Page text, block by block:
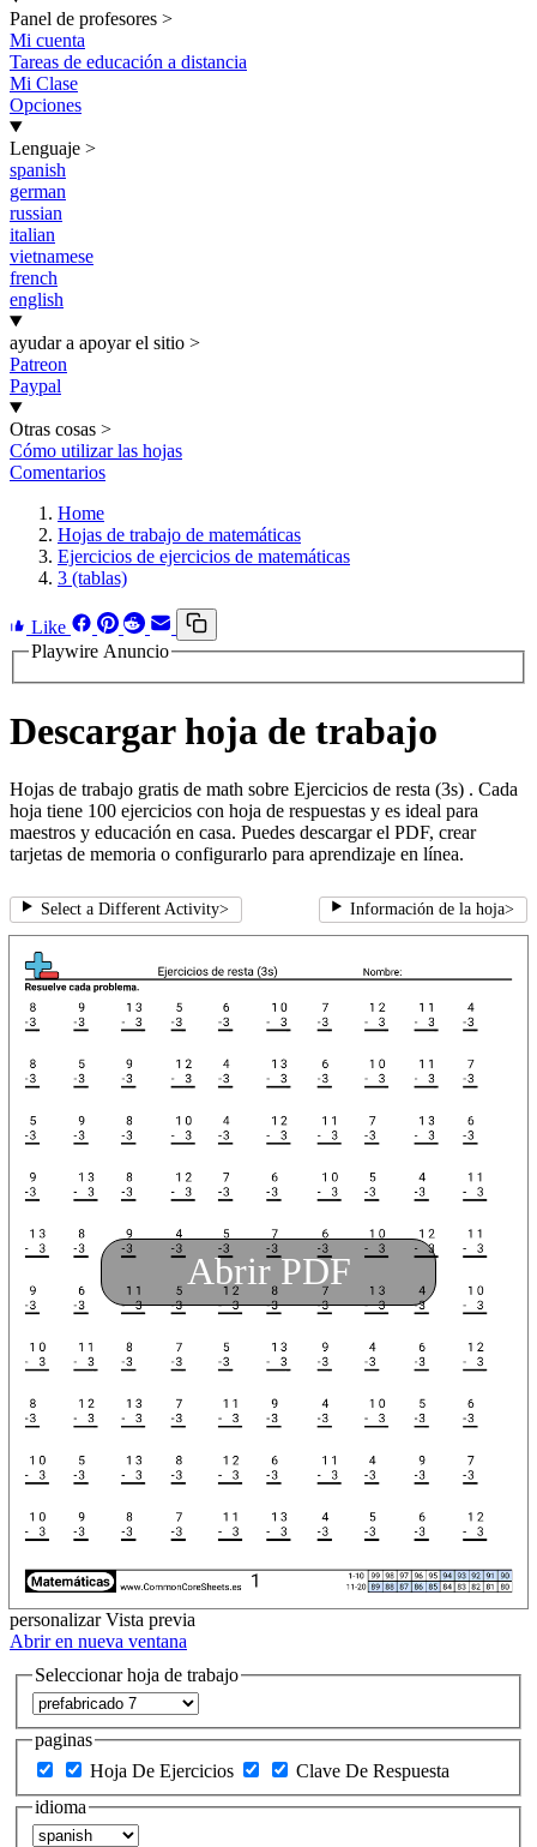
Panel de profesores >
Mi cuenta
Tareas de educación a distancia
Mi Clase
Opciones
Lenguaje >
spanish
german
russian
italian
vietnamese
french
english
ayudar a apoyar el sitio >
Patreon
Paypal
Otras cosas >
Cómo utilizar las hojas
Comentarios
Home
Hojas de trabajo de matemáticas
Ejercicios de ejercicios de matemáticas
3 (tablas)
Like
Playwire Anuncio
Descargar hoja de trabajo
Hojas de trabajo gratis de math sobre Ejercicios de resta (3s) . Cada
hoja tiene 100 ejercicios con hoja de respuestas y es ideal para
maestros y educación en casa. Puedes descargar el PDF, crear
tarjetas de memoria o configurarlo para aprendizaje en línea.
Select a Different Activity> Información de la hoja>
Abrir PDF
personalizar Vista previa
Abrir en nueva ventana
Seleccionar hoja de trabajo
paginas
Hoja De Ejercicios
Clave De Respuesta
idioma